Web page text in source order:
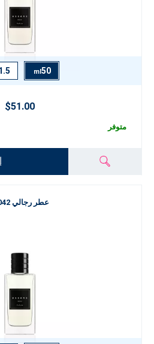
50
ml
$51.00
متوفر
عطر رجالي m042